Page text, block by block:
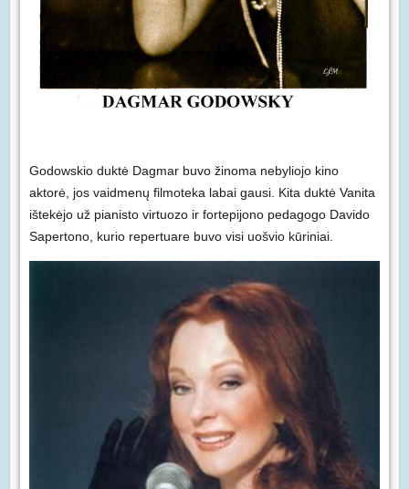
Godowskio duktė Dagmar buvo žinoma nebyliojo kino
aktorė, jos vaidmenų filmoteka labai gausi. Kita duktė Vanita
ištekėjo už pianisto virtuozo ir fortepijono pedagogo Davido
Sapertono, kurio repertuare buvo visi uošvio kūriniai.